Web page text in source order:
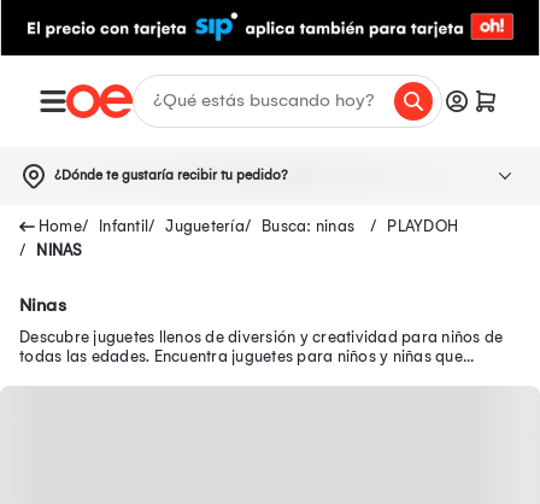
¿Dónde te gustaría recibir tu pedido?
Infantil Juguetería Busca: ninas
PLAYDOH
NINAS
Ninas
Descubre juguetes llenos de diversión y creatividad para niños de
todas las edades. Encuentra juguetes para niños y niñas que